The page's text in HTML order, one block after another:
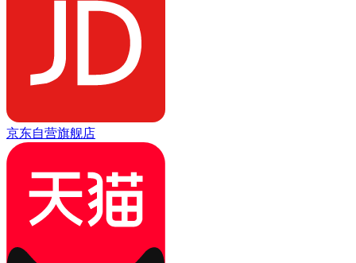
京东自营旗舰店